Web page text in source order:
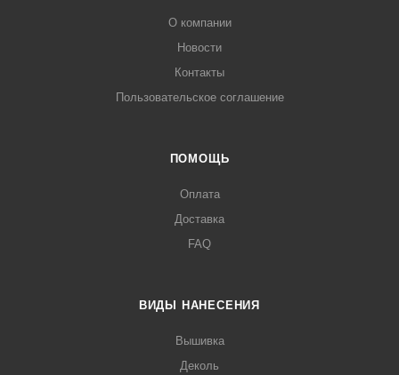
О компании
Новости
Контакты
Пользовательское соглашение
ПОМОЩЬ
Оплата
Доставка
FAQ
ВИДЫ НАНЕСЕНИЯ
Вышивка
Деколь